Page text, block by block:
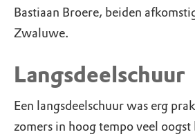
Bastiaan Broere, beiden
Zwaluwe.
Langsdeelschuur
Een langsdeelschuur was erg
zomers in hoog tempo veel